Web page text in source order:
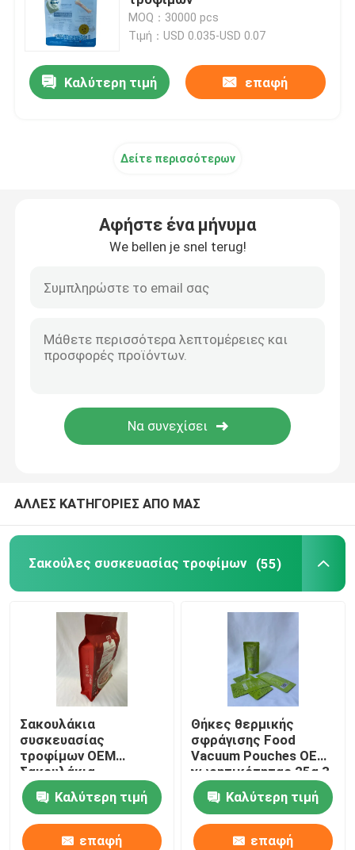
Θήκη συσκευασίας καφέ
Τοποθετημένοι σε στρώματα συσκευάζοντας ρόλοι
Σακούλες συσκευασίας Stand Up
Σακούλες συσκευασίας τροφίμων της Pet
Χάρτινες θήκες συσκευασίας
mylar συσκευάζοντας τσάντα
Συσκευάζοντας αυτοκόλλητες ετικέττες ετικετών
MOQ：30000 pcs
Τιμή：USD 0.035-USD 0.07
Καλύτερη τιμή επαφή
Δείτε περισσότερων
Αφήστε ένα μήνυμα
We bellen je snel terug!
ΑΛΛΕΣ ΚΑΤΗΓΟΡΙΕΣ ΑΠΟ ΜΑΣ
Σακούλες συσκευασίας τροφίμων (55)
Σακουλάκια
συσκευασίας
τροφίμων OEM
Σακουλάκια
συσκευασίας με
γκραβούρα με
επίπεδη κάτω
πλευρά
Καλύτερη τιμή
επαφή
Θήκες θερμικής
σφράγισης Food
Vacuum Pouches OEM
χωρητικότητας 25g 3
Side Stand Up
Καλύτερη τιμή
επαφή